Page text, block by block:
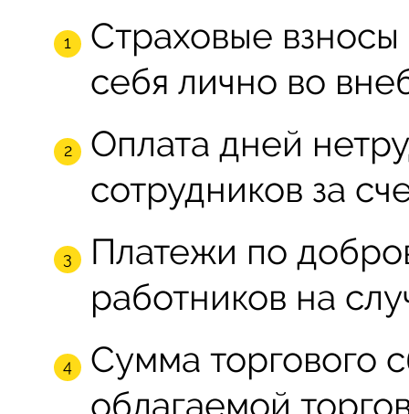
Страховые
себя лично во
Оплата дней
сотрудников за
Платежи по
работников на
Сумма торгового
облагаемой